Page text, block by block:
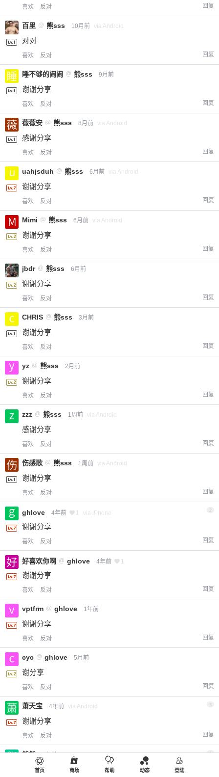
喜欢 反对 回复
百里 @ 熊sss 10月前 via Android
对对
喜欢 反对 回复
睡不够的闹闹 @ 熊sss 9月前
谢谢分享
喜欢 反对 回复
薇薇安 @ 熊sss 8月前 via Android
感谢分享
喜欢 反对 回复
uahjsduh @ 熊sss 6月前 via Android
谢谢分享
喜欢 反对 回复
Mimi @ 熊sss 6月前 via Android
谢谢分享
喜欢 反对 回复
jbdr @ 熊sss 6月前
谢谢分享
喜欢 反对 回复
CHRIS @ 熊sss 3月前
谢谢分享
喜欢 反对 回复
yz @ 熊sss 2月前
谢谢分享
喜欢 反对 回复
zzz @ 熊sss 1周前 via Android
感谢分享
喜欢 反对 回复
伤感歌 @ 熊sss 1周前 via Android
谢谢分享
喜欢 反对 回复
ghlove 4年前 1 via iPhone 2
谢谢分享
喜欢 反对 回复
好喜欢你啊 @ ghlove 4年前 1
谢谢分享
喜欢 反对 回复
vptfrm @ ghlove 1年前
谢谢分享
喜欢 反对 回复
cyc @ ghlove 5月前
谢分享
喜欢 反对 回复
萧天宝 4年前 via Android 3
谢谢分享
喜欢 反对 回复
熊熊 4
谢谢分享
首页 商场 帮助 动态 登陆